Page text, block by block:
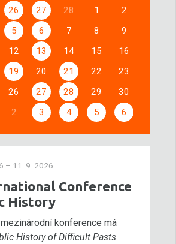
26 27 28 1
2
5 6 7 8
9
12 13 14 15
16
19 20 21 22
23
26 27 28 29
30
2 3 4 5 6
– 11. 9. 2026
Conference
History
konference má
History of Difficult Pasts.